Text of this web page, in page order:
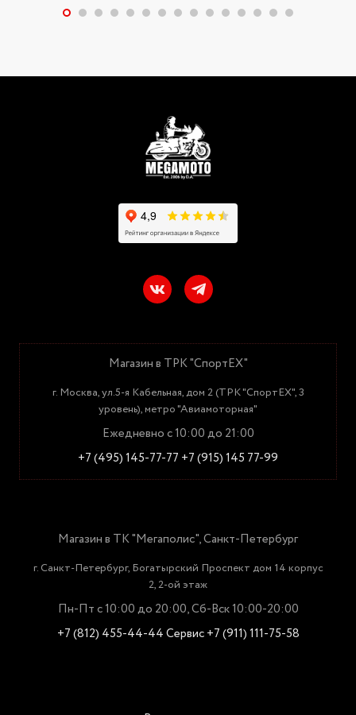
Магазин в ТРК "СпортЕХ"
г. Москва, ул.5-я Кабельная, дом 2 (ТРК "СпортЕХ", 3
уровень), метро "Авиамоторная"
Ежедневно с 10:00 до 21:00
+7 (495) 145-77-77 +7 (915) 145 77-99
Магазин в ТК "Мегаполис", Санкт-Петербург
г. Санкт-Петербург, Богатырский Проспект дом 14 корпус
2, 2-ой этаж
Пн-Пт с 10:00 до 20:00, Сб-Вск 10:00-20:00
+7 (812) 455-44-44Сервис +7 (911) 111-75-58